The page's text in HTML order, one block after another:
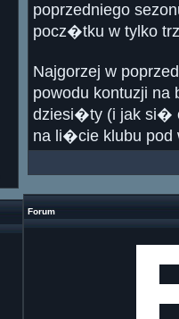
poprzedniego
pocz�tku w tylko
Najgorzej w
powodu kontuzji
dziesi�ty (i jak si�
na li�cie klubu
Forum